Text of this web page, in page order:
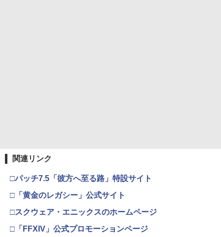
関連リンク
□パッチ7.5「彼方へ至る路」特設サイト
□「黄金のレガシー」公式サイト
□スクウェア・エニックスのホームページ
□「FFXIV」公式プロモーションページ